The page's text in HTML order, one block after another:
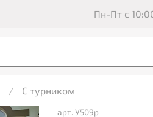
Пн-Пт с
С турником
арт. У509р